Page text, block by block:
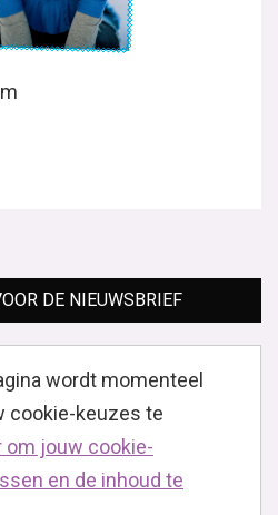
DE NIEUWSBRIEF
wordt momenteel
cookie-keuzes te
om jouw cookie-
en de inhoud te